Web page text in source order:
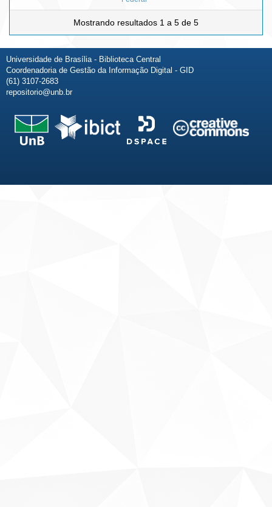
Mostrando resultados 1 a 5 de 5
Universidade de Brasília - Biblioteca Central
Coordenadoria de Gestão da Informação Digital - GID
(61) 3107-2683
repositorio@unb.br